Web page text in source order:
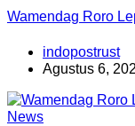
Wamendag Roro
indopostrust
Agustus 6,
News